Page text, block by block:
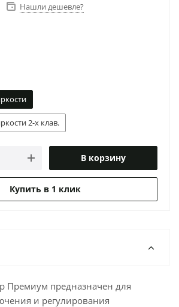
Нашли дешевле?
2-х клав.
В корзину
Купить в 1 клик
Премиум предназначен для
и регулирования